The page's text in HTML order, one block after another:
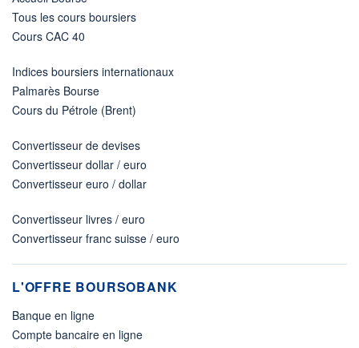
Tous les cours boursiers
Cours CAC 40
Indices boursiers internationaux
Palmarès Bourse
Cours du Pétrole (Brent)
Convertisseur de devises
Convertisseur dollar / euro
Convertisseur euro / dollar
Convertisseur livres / euro
Convertisseur franc suisse / euro
L'OFFRE BOURSOBANK
Banque en ligne
Compte bancaire en ligne